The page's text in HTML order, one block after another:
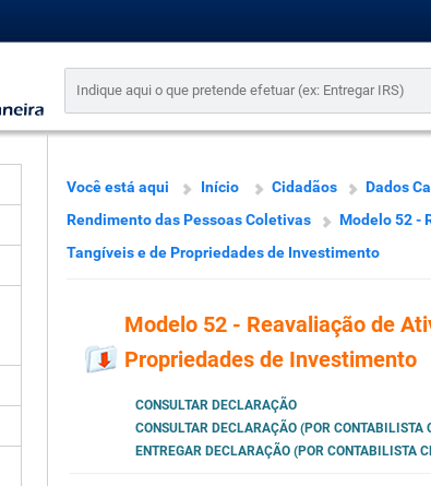
Você está aqui Início Cidadãos Dados
Rendimento das Pessoas Coletivas
Modelo 52 -
Tangíveis e de Propriedades de Investimento
Modelo 52 - Reavaliação de
Propriedades de Investimento
CONSULTAR DECLARAÇÃO
CONSULTAR DECLARAÇÃO (POR CONTABILISTA
ENTREGAR DECLARAÇÃO (POR CONTABILISTA